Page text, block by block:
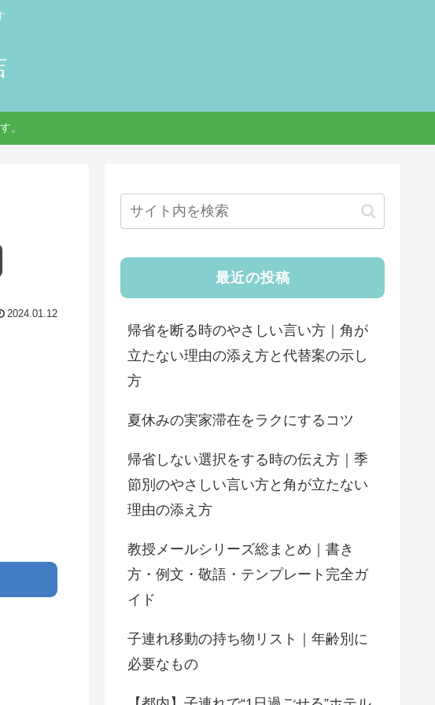
。
2024.01.12
最近の投稿
帰省を断る時のやさしい言い方｜角が
立たない理由の添え方と代替案の示し
方
夏休みの実家滞在をラクにするコツ
帰省しない選択をする時の伝え方｜季
節別のやさしい言い方と角が立たない
理由の添え方
教授メールシリーズ総まとめ｜書き
方・例文・敬語・テンプレート完全ガ
イド
子連れ移動の持ち物リスト｜年齢別に
必要なもの